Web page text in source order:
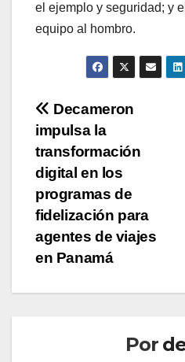
el ejemplo y seguridad; y
equipo al hombro.
Navegación
de
entradas
Decameron
impulsa la
transformación
digital en los
programas de
fidelización para
agentes de viajes
en Panamá
Por